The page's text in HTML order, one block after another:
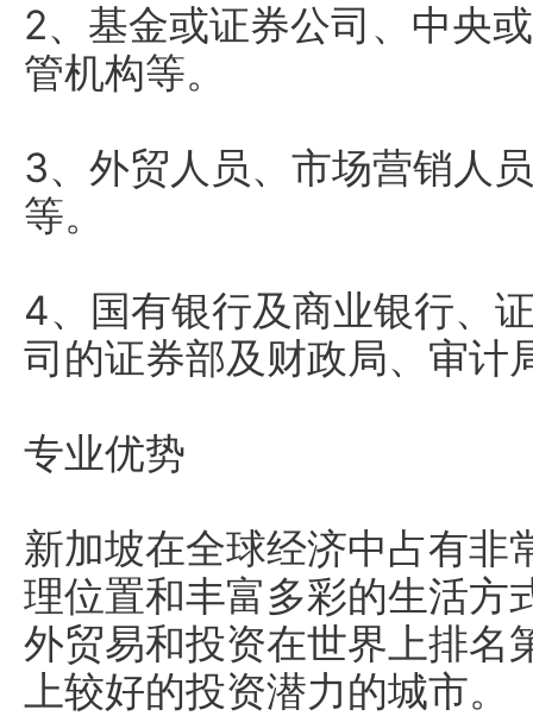
2、基金或证券公司、中央
管机构等。
3、外贸人员、市场营销人
等。
4、国有银行及商业银行、
司的证券部及财政局、审计
专业优势
新加坡在全球经济中占有非
理位置和丰富多彩的生活方
外贸易和投资在世界上排名
上较好的投资潜力的城市。